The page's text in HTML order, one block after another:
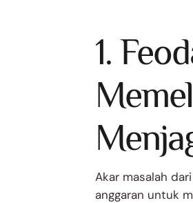
1.
Akar masalah
anggaran untuk